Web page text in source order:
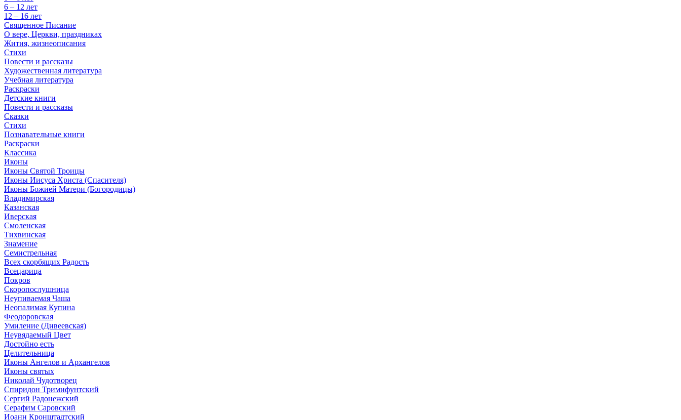
6 – 12 лет
12 – 16 лет
Священное Писание
О вере, Церкви, праздниках
Жития, жизнеописания
Стихи
Повести и рассказы
Художественная литература
Учебная литература
Раскраски
Детские книги
Повести и рассказы
Сказки
Стихи
Познавательные книги
Раскраски
Классика
Иконы
Иконы Святой Троицы
Иконы Иисуса Христа (Спасителя)
Иконы Божией Матери (Богородицы)
Владимирская
Казанская
Иверская
Смоленская
Тихвинская
Знамение
Семистрельная
Всех скорбящих Радость
Всецарица
Покров
Скоропослушница
Неупиваемая Чаша
Неопалимая Купина
Феодоровская
Умиление (Дивеевская)
Неувядаемый Цвет
Достойно есть
Целительница
Иконы Ангелов и Архангелов
Иконы святых
Николай Чудотворец
Спиридон Тримифунтский
Сергий Радонежский
Серафим Саровский
Иоанн Кронштадтский